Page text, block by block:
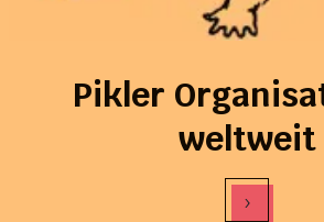
Pikler
weltweit
›